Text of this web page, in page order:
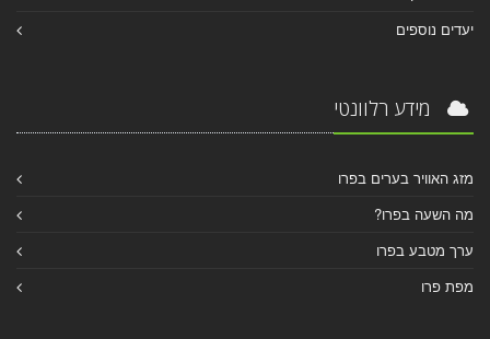
יעדים נוספים
מידע רלוונטי
מזג האוויר בערים בפרו
מה השעה בפרו?
ערך מטבע בפרו
מפת פרו